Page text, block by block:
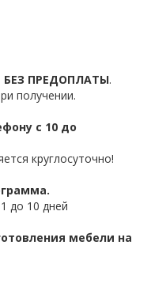
БЕЗ ПРЕДОПЛАТЫ.
получении.
с 10 до
круглосуточно!
до 10 дней
мебели на